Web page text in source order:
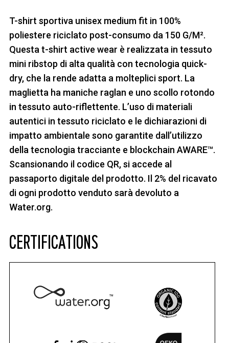
T-shirt sportiva unisex medium fit in 100%
poliestere riciclato post-consumo da 150 G/M².
Questa t-shirt active wear è realizzata in tessuto
mini ribstop di alta qualità con tecnologia quick-
dry, che la rende adatta a molteplici sport. La
maglietta ha maniche raglan e uno scollo rotondo
in tessuto auto-riflettente. L’uso di materiali
autentici in tessuto riciclato e le dichiarazioni di
impatto ambientale sono garantite dall’utilizzo
della tecnologia tracciante e blockchain AWARE™.
Scansionando il codice QR, si accede al
passaporto digitale del prodotto. Il 2% del ricavato
di ogni prodotto venduto sarà devoluto a
Water.org.
CERTIFICATIONS